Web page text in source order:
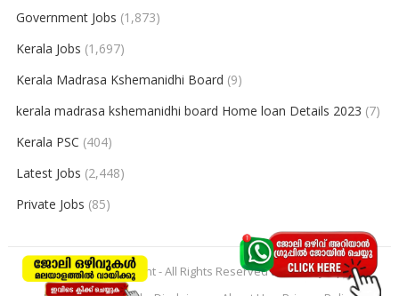
Government Jobs (1,873)
Kerala Jobs (1,697)
Kerala Madrasa Kshemanidhi Board (9)
kerala madrasa kshemanidhi board Home loan Details 2023 (7)
Kerala PSC (404)
Latest Jobs (2,448)
Private Jobs (85)
© 2026keralajobpoint- All Rights Reserved toKeralajobpoint